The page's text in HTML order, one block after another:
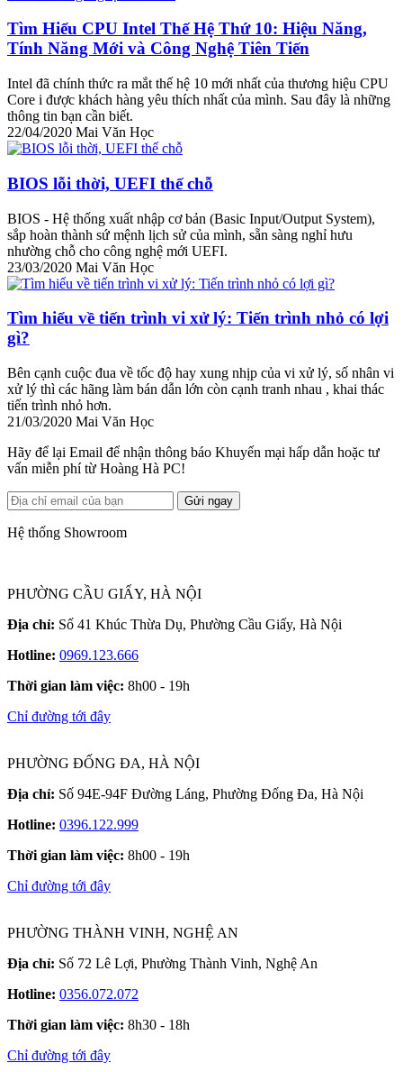
Tìm Hiểu CPU Intel Thế Hệ Thứ 10: Hiệu Năng,
Tính Năng Mới và Công Nghệ Tiên Tiến
Intel đã chính thức ra mắt thế hệ 10 mới nhất của thương hiệu CPU
Core i được khách hàng yêu thích nhất của mình. Sau đây là những
thông tin bạn cần biết.
22/04/2020 Mai Văn Học
BIOS lỗi thời, UEFI thế chỗ
BIOS - Hệ thống xuất nhập cơ bản (Basic Input/Output System),
sắp hoàn thành sứ mệnh lịch sử của mình, sẵn sàng nghỉ hưu
nhường chỗ cho công nghệ mới UEFI.
23/03/2020 Mai Văn Học
Tìm hiểu về tiến trình vi xử lý: Tiến trình nhỏ có lợi
gì?
Bên cạnh cuộc đua về tốc độ hay xung nhịp của vi xử lý, số nhân vi
xử lý thì các hãng làm bán dẫn lớn còn cạnh tranh nhau , khai thác
tiến trình nhỏ hơn.
21/03/2020 Mai Văn Học
Hãy để lại Email để nhận thông báo Khuyến mại hấp dẫn hoặc tư
vấn miễn phí từ Hoàng Hà PC!
Gửi ngay
Hệ thống Showroom
PHƯỜNG CẦU GIẤY, HÀ NỘI
Địa chỉ: Số 41 Khúc Thừa Dụ, Phường Cầu Giấy, Hà Nội
Hotline: 0969.123.666
Thời gian làm việc: 8h00 - 19h
Chỉ đường tới đây
PHƯỜNG ĐỐNG ĐA, HÀ NỘI
Địa chỉ: Số 94E-94F Đường Láng, Phường Đống Đa, Hà Nội
Hotline: 0396.122.999
Thời gian làm việc: 8h00 - 19h
Chỉ đường tới đây
PHƯỜNG THÀNH VINH, NGHỆ AN
Địa chỉ: Số 72 Lê Lợi, Phường Thành Vinh, Nghệ An
Hotline: 0356.072.072
Thời gian làm việc: 8h30 - 18h
Chỉ đường tới đây